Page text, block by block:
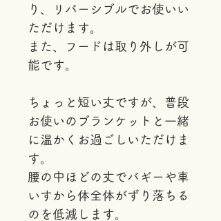
り、リバーシブルでお使いい
ただけます。
また、フードは取り外しが可
能です。
ちょっと短い丈ですが、普段
お使いのブランケットと一緒
に温かくお過ごしいただけま
す。
腰の中ほどの丈でバギーや車
いすから体全体がずり落ちる
のを低減します。